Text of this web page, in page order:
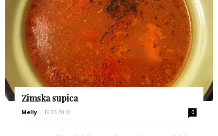
Zimska supica
Melly - 19.03.2018. 0